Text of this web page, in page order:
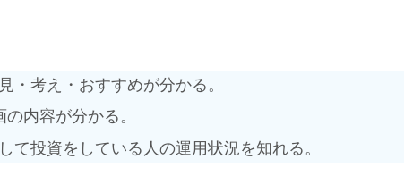
・考え・おすすめが分かる。
内容が分かる。
て投資をしている人の運用状況を知れる。